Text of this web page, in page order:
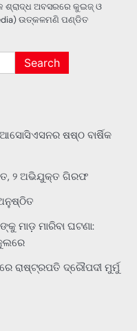
ଶ୍ରାଦ୍ଧ ଅବସରରେ କୁଇଜ୍ ଓ
ଉତ୍କଳମଣି ପଣ୍ଡିତ
ଷଷ୍ଠ ବାର୍ଷିକ
୨ ଅଭିଯୁକ୍ତ ଗିରଫ
ମାଡ଼ ମାରିବା ଘଟଣା:
ରାଷ୍ଟ୍ରପତି ଦ୍ରୌପଦୀ ମୁର୍ମୁ